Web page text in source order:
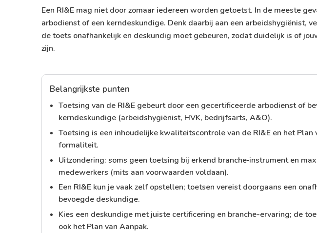
Een RI&E mag niet door zomaar iedereen worden getoetst. In de meeste
arbodienst of een kerndeskundige. Denk daarbij aan een
de toets onafhankelijk en deskundig moet gebeuren, zodat duidelijk is of
zijn.
Belangrijkste punten
Toetsing van de RI&E gebeurt door een gecertificeerde arbodienst of
kerndeskundige (arbeidshygiënist, HVK, bedrijfsarts, A&O).
Toetsing is een inhoudelijke kwaliteitscontrole van de RI&E en het Plan
formaliteit.
Uitzondering: soms geen toetsing bij erkend branche‑instrument en
medewerkers (mits aan voorwaarden voldaan).
Een RI&E kun je vaak zelf opstellen; toetsen vereist doorgaans een
bevoegde deskundige.
Kies een deskundige met juiste certificering en branche-ervaring; de
ook het Plan van Aanpak.